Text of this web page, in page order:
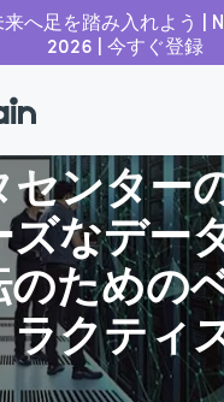
へ足を踏み入れよう |
2026 | 今すぐ登録
センター
ズなデー
のための
ラクティ